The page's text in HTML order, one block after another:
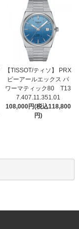
【TISSOT/ティソ】 PRX
ピーアールエックス パ
ワーマティック80 T13
7.407.11.351.01
108,000円(税込118,800
円)